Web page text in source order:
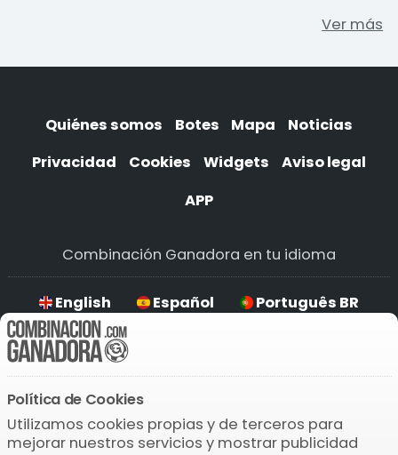
Ver más
Quiénes somos Botes Mapa
Noticias
Privacidad
Cookies Widgets
Aviso legal
APP
Combinación Ganadora en tu idioma
English Español Português BR
Descarga la APP
Política de Cookies
Utilizamos cookies propias y de terceros para
mejorar nuestros servicios y mostrar publicidad